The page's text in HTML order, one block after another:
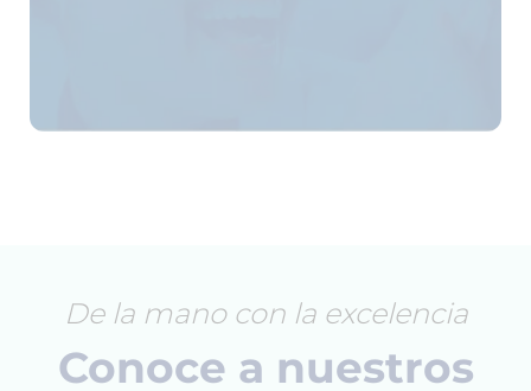
De la mano con la excelencia
Conoce a nuestros